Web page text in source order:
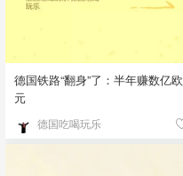
德国铁路“翻身”了：半年赚数亿欧
元
德国吃喝玩乐